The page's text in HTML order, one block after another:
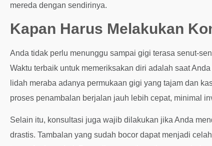
mereda dengan sendirinya.
Kapan Harus Melakukan
Anda tidak perlu menunggu sampai gigi terasa senut-
Waktu terbaik untuk memeriksakan diri adalah saat
lidah meraba adanya permukaan gigi yang tajam dan
proses penambalan berjalan jauh lebih cepat, minimal
Selain itu, konsultasi juga wajib dilakukan jika Anda
drastis. Tambalan yang sudah bocor dapat menjadi